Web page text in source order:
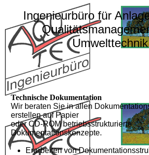
Ingenieurbüro für
Umwelttechnik
Technische Dokumentation
Wir beraten Sie in allen
erstellen auf Papier
oder CD-ROM betriebsstrukturierte
Dokumentationskonzepte.
Erarbeiten von